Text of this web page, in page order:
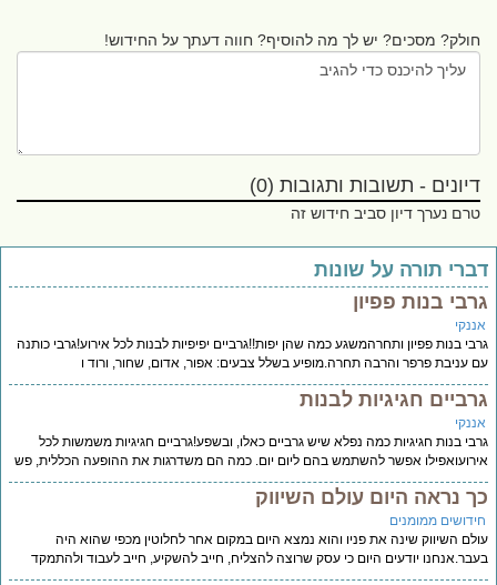
חולק? מסכים? יש לך מה להוסיף? חווה דעתך על החידוש!
דיונים - תשובות ותגובות (0)
טרם נערך דיון סביב חידוש זה
תורה על שונות
בנות פפיון
בנות פפיון ותחרהמשגע כמה שהן יפות!!גרביים יפיפיות לבנות לכל אירוע!גרבי כותנה
עניבת פרפר והרבה תחרה.מופיע בשלל צבעים: אפור, אדום, שחור, ורוד ו
חגיגיות לבנות
בנות חגיגיות כמה נפלא שיש גרביים כאלו, ובשפע!גרביים חגיגיות משמשות לכל
אפשר להשתמש בהם ליום יום. כמה הם משדרגות את ההופעה הכללית, פש
נראה היום עולם השיווק
ממומנים
השיווק שינה את פניו והוא נמצא היום במקום אחר לחלוטין מכפי שהוא היה
יודעים היום כי עסק שרוצה להצליח, חייב להשקיע, חייב לעבוד ולהתמקד